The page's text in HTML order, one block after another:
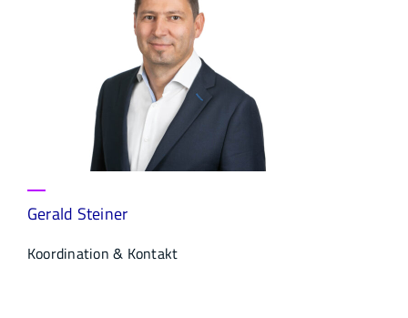
Gerald Steiner
Koordination & Kontakt